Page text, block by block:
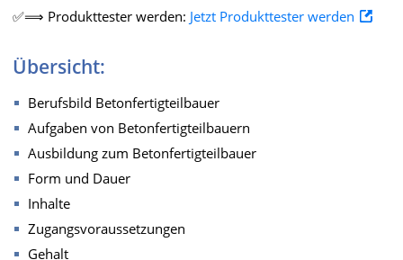
✅⟹ Produkttester werden: Jetzt Produkttester werden
Übersicht:
Berufsbild Betonfertigteilbauer
Aufgaben von Betonfertigteilbauern
Ausbildung zum Betonfertigteilbauer
Form und Dauer
Inhalte
Zugangsvoraussetzungen
Gehalt